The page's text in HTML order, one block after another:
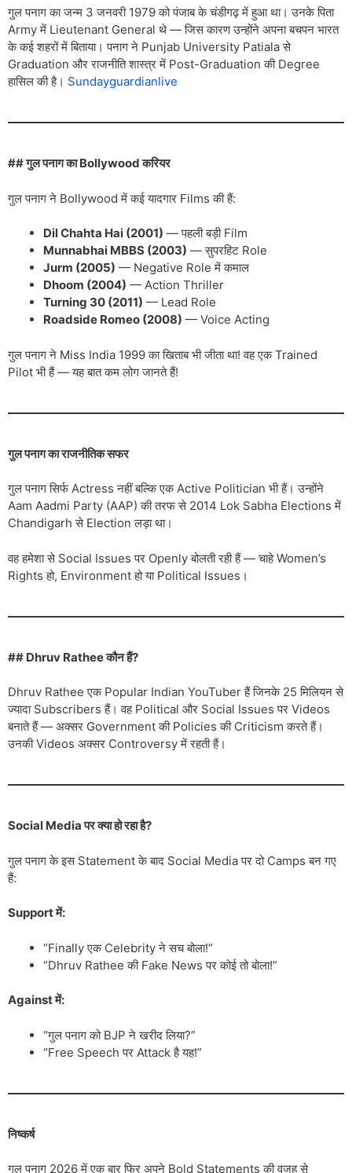
गुल पनाग का जन्म 3 जनवरी 1979 को पंजाब के चंडीगढ़ में हुआ था। उनके पिता
Army में Lieutenant General थे — जिस कारण उन्होंने अपना बचपन भारत
के कई शहरों में बिताया। पनाग ने Punjab University Patiala से
Graduation और राजनीति शास्त्र में Post-Graduation की Degree
हासिल की है। Sundayguardianlive
## गुल पनाग का Bollywood करियर
गुल पनाग ने Bollywood में कई यादगार Films की हैं:
Dil Chahta Hai (2001) — पहली बड़ी Film
Munnabhai MBBS (2003) — सुपरहिट Role
Jurm (2005) — Negative Role में कमाल
Dhoom (2004) — Action Thriller
Turning 30 (2011) — Lead Role
Roadside Romeo (2008) — Voice Acting
गुल पनाग ने Miss India 1999 का खिताब भी जीता था! वह एक Trained
Pilot भी हैं — यह बात कम लोग जानते हैं!
गुल पनाग का राजनीतिक सफर
गुल पनाग सिर्फ Actress नहीं बल्कि एक Active Politician भी हैं। उन्होंने
Aam Aadmi Party (AAP) की तरफ से 2014 Lok Sabha Elections में
Chandigarh से Election लड़ा था।
वह हमेशा से Social Issues पर Openly बोलती रही हैं — चाहे Women’s
Rights हो, Environment हो या Political Issues।
## Dhruv Rathee कौन हैं?
Dhruv Rathee एक Popular Indian YouTuber हैं जिनके 25 मिलियन से
ज्यादा Subscribers हैं। वह Political और Social Issues पर Videos
बनाते हैं — अक्सर Government की Policies की Criticism करते हैं।
उनकी Videos अक्सर Controversy में रहती हैं।
Social Media पर क्या हो रहा है?
गुल पनाग के इस Statement के बाद Social Media पर दो Camps बन गए
हैं:
Support में:
“Finally एक Celebrity ने सच बोला!”
“Dhruv Rathee की Fake News पर कोई तो बोला!”
Against में:
“गुल पनाग को BJP ने खरीद लिया?”
“Free Speech पर Attack है यह!”
निष्कर्ष
गुल पनाग 2026 में एक बार फिर अपने Bold Statements की वजह से